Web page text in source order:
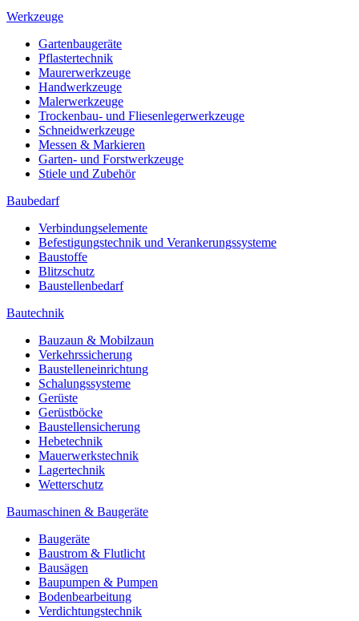
Werkzeuge
Gartenbaugeräte
Pflastertechnik
Maurerwerkzeuge
Handwerkzeuge
Malerwerkzeuge
Trockenbau- und Fliesenlegerwerkzeuge
Schneidwerkzeuge
Messen & Markieren
Garten- und Forstwerkzeuge
Stiele und Zubehör
Baubedarf
Verbindungselemente
Befestigungstechnik und Verankerungssysteme
Baustoffe
Blitzschutz
Baustellenbedarf
Bautechnik
Bauzaun & Mobilzaun
Verkehrssicherung
Baustelleneinrichtung
Schalungssysteme
Gerüste
Gerüstböcke
Baustellensicherung
Hebetechnik
Mauerwerkstechnik
Lagertechnik
Wetterschutz
Baumaschinen & Baugeräte
Baugeräte
Baustrom & Flutlicht
Bausägen
Baupumpen & Pumpen
Bodenbearbeitung
Verdichtungstechnik